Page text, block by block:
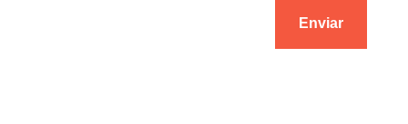
Enviar